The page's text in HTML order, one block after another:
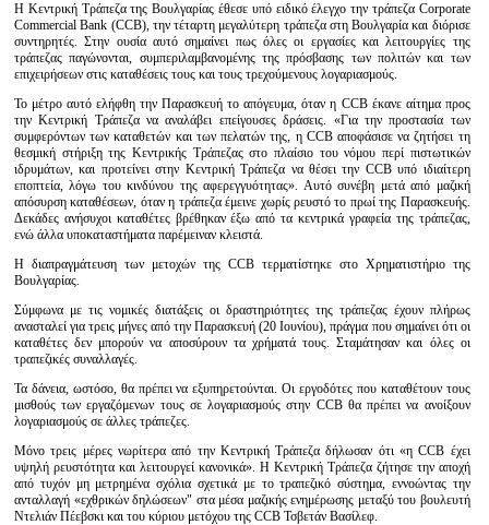
Η Κεντρική Τράπεζα της Βουλγαρίας έθεσε υπό ειδικό έλεγχο την τράπεζα Corporate
Commercial Bank (CCB), την τέταρτη μεγαλύτερη τράπεζα στη Βουλγαρία και διόρισε
συντηρητές. Στην ουσία αυτό σημαίνει πως όλες οι εργασίες και λειτουργίες της
τράπεζας παγώνονται, συμπεριλαμβανομένης της πρόσβασης των πολιτών και των
επιχειρήσεων στις καταθέσεις τους και τους τρεχούμενους λογαριασμούς.
Το μέτρο αυτό ελήφθη την Παρασκευή το απόγευμα, όταν η CCB έκανε αίτημα προς
την Κεντρική Τράπεζα να αναλάβει επείγουσες δράσεις. «Για την προστασία των
συμφερόντων των καταθετών και των πελατών της, η CCB αποφάσισε να ζητήσει τη
θεσμική στήριξη της Κεντρικής Τράπεζας στο πλαίσιο του νόμου περί πιστωτικών
ιδρυμάτων, και προτείνει στην Κεντρική Τράπεζα να θέσει την CCB υπό ιδιαίτερη
εποπτεία, λόγω του κινδύνου της αφερεγγυότητας». Αυτό συνέβη μετά από μαζική
απόσυρση καταθέσεων, όταν η τράπεζα έμεινε χωρίς ρευστό το πρωί της Παρασκευής.
Δεκάδες ανήσυχοι καταθέτες βρέθηκαν έξω από τα κεντρικά γραφεία της τράπεζας,
ενώ άλλα υποκαταστήματα παρέμειναν κλειστά.
Η διαπραγμάτευση των μετοχών της CCB τερματίστηκε στο Χρηματιστήριο της
Βουλγαρίας.
Σύμφωνα με τις νομικές διατάξεις οι δραστηριότητες της τράπεζας έχουν πλήρως
ανασταλεί για τρεις μήνες από την Παρασκευή (20 Ιουνίου), πράγμα που σημαίνει ότι οι
καταθέτες δεν μπορούν να αποσύρουν τα χρήματά τους. Σταμάτησαν και όλες οι
τραπεζικές συναλλαγές.
Τα δάνεια, ωστόσο, θα πρέπει να εξυπηρετούνται. Οι εργοδότες που καταθέτουν τους
μισθούς των εργαζόμενων τους σε λογαριασμούς στην CCB θα πρέπει να ανοίξουν
λογαριασμούς σε άλλες τράπεζες.
Μόνο τρεις μέρες νωρίτερα από την Κεντρική Τράπεζα δήλωσαν ότι «η CCB έχει
υψηλή ρευστότητα και λειτουργεί κανονικά». Η Κεντρική Τράπεζα ζήτησε την αποχή
από τυχόν μη μετρημένα σχόλια σχετικά με το τραπεζικό σύστημα, εννοώντας την
ανταλλαγή «εχθρικών δηλώσεων" στα μέσα μαζικής ενημέρωσης μεταξύ του βουλευτή
Ντελιάν Πέεβσκι και του κύριου μετόχου της CCB Τσβετάν Βασίλεφ.